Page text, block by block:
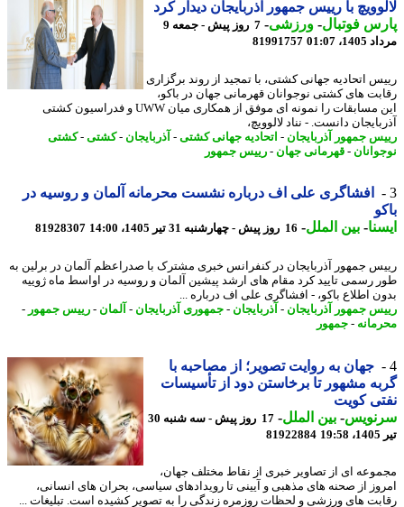
با رییس جمهور آذربایجان دیدار کرد
فوتبال-ورزشی-
7 روز پیش - جمعه 9
01:07
81991757
اتحادیه جهانی کشتی، با تمجید از روند برگزاری
های کشتی نوجوانان قهرمانی جهان در باکو،
این مسابقات را نمونه ای موفق از همکاری میان UWW و فدراسیون کشتی
دانست. - نناد لالوویچ،
جمهور آذربایجان-اتحادیه جهانی کشتی-آذربایجان-کشتی-کشتی
-قهرمانی جهان-رییس جمهور
افشاگری علی اف درباره نشست محرمانه آلمان و روسیه در
-بین الملل-16 روز پیش - چهارشنبه 31 تیر 1405، 14:00 81928307
جمهور آذربایجان در کنفرانس خبری مشترک با صدراعظم آلمان در برلین به
رسمی تایید کرد مقام های ارشد پیشین آلمان و روسیه در اواسط ماه ژوییه
اطلاع باکو، - افشاگری علی اف درباره ...
جمهور آذربایجان-آذربایجان-جمهوری آذربایجان-آلمان-رییس جمهور-
-جمهور
جهان به روایت تصویر؛ از مصاحبه با
مشهور تا برخاستن دود از تأسیسات
کویت
-بین الملل-
17 روز پیش - سه شنبه 30
81922884
ای از تصاویر خبری از نقاط مختلف جهان،
از صحنه های مذهبی و آیینی تا رویدادهای سیاسی، بحران های انسانی،
های ورزشی و لحظات روزمره زندگی را به تصویر کشیده است. تبلیغات ...